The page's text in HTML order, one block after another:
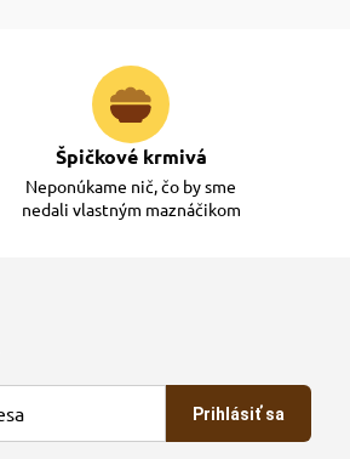
Špičkové krmivá
Neponúkame nič, čo by sme
nedali vlastným maznáčikom
Prihlásiť sa